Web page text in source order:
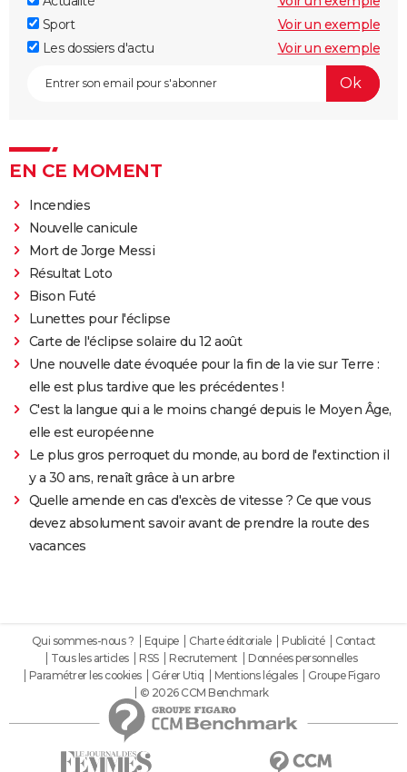
Sport
Voir un exemple
Les dossiers d'actu
Voir un exemple
EN CE MOMENT
Incendies
Nouvelle canicule
Mort de Jorge Messi
Résultat Loto
Bison Futé
Lunettes pour l'éclipse
Carte de l'éclipse solaire du 12 août
Une nouvelle date évoquée pour la fin de la vie sur Terre :
elle est plus tardive que les précédentes !
C'est la langue qui a le moins changé depuis le Moyen Âge,
elle est européenne
Le plus gros perroquet du monde, au bord de l'extinction il
y a 30 ans, renaît grâce à un arbre
Quelle amende en cas d'excès de vitesse ? Ce que vous
devez absolument savoir avant de prendre la route des
vacances
Qui sommes-nous ? Equipe Charte éditoriale Publicité
Contact
Tous les articles
RSS Recrutement
Données personnelles
Paramétrer les cookies
Gérer Utiq Mentions légales
Groupe Figaro
© 2026 CCM Benchmark